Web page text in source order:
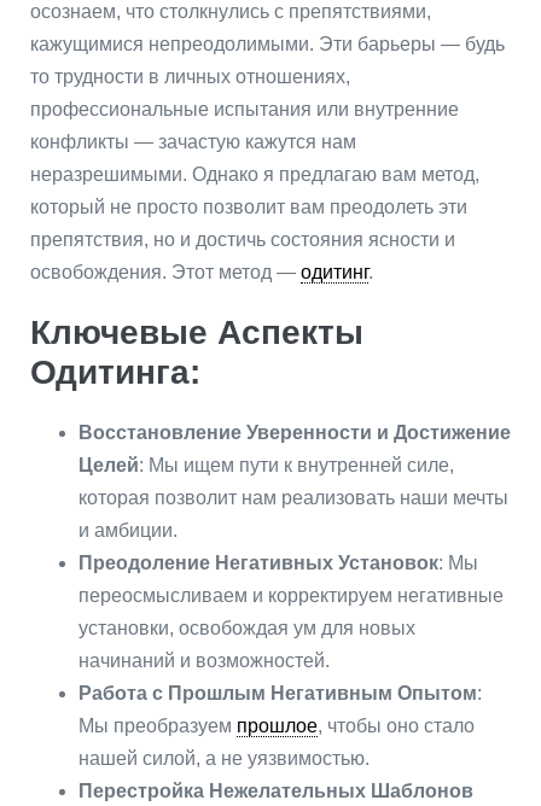
осознаем, что столкнулись с препятствиями,
кажущимися непреодолимыми. Эти барьеры — будь
то трудности в личных отношениях,
профессиональные испытания или внутренние
конфликты — зачастую кажутся нам
неразрешимыми. Однако я предлагаю вам метод,
который не просто позволит вам преодолеть эти
препятствия, но и достичь состояния ясности и
освобождения. Этот метод — одитинг.
Ключевые Аспекты
Одитинга:
Восстановление Уверенности и Достижение
Целей: Мы ищем пути к внутренней силе,
которая позволит нам реализовать наши мечты
и амбиции.
Преодоление Негативных Установок: Мы
переосмысливаем и корректируем негативные
установки, освобождая ум для новых
начинаний и возможностей.
Работа с Прошлым Негативным Опытом:
Мы преобразуем прошлое, чтобы оно стало
нашей силой, а не уязвимостью.
Перестройка Нежелательных Шаблонов